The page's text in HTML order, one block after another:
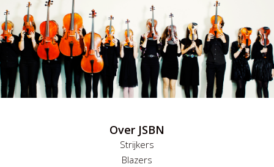
Over JSBN
Strijkers
Blazers